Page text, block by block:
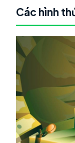
Các hình